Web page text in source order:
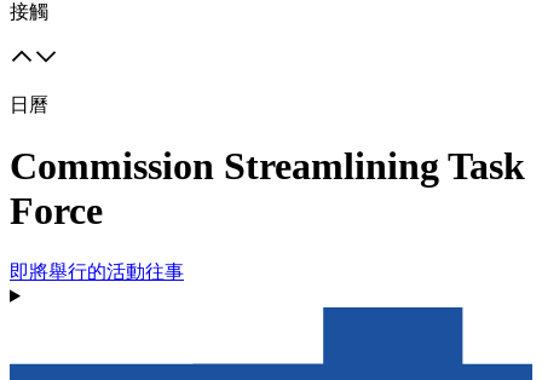
接觸
日曆
Commission Streamlining Task
Force
即將舉行的活動往事